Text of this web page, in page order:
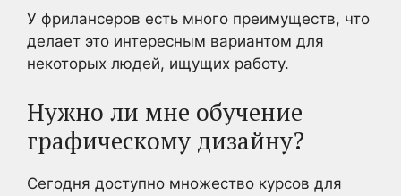
У фрилансеров есть много преимуществ, что
делает это интересным вариантом для
некоторых людей, ищущих работу.
Нужно ли мне обучение
графическому дизайну?
Сегодня доступно множество курсов для